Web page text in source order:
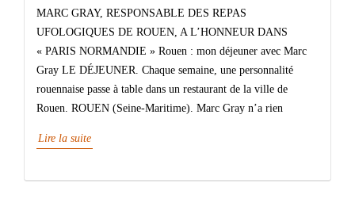
MARC GRAY, RESPONSABLE DES REPAS
UFOLOGIQUES DE ROUEN, A L’HONNEUR DANS
« PARIS NORMANDIE » Rouen : mon déjeuner avec Marc
Gray LE DÉJEUNER. Chaque semaine, une personnalité
rouennaise passe à table dans un restaurant de la ville de
Rouen. ROUEN (Seine-Maritime). Marc Gray n’a rien
Lire la suite